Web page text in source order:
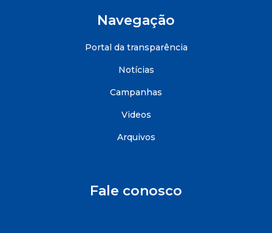
Navegação
Portal da transparência
Notícias
Campanhas
Videos
Arquivos
Fale conosco